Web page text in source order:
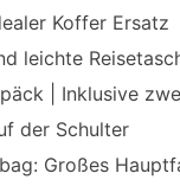
Koffer Ersatz
leichte
| Inklusive
der Schulter
Großes